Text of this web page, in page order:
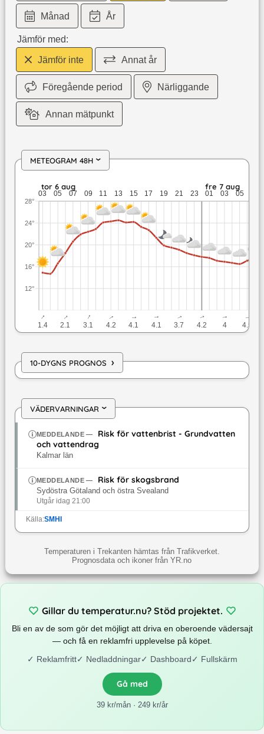
Månad År
Jämför med:
Jämför inte Annat år
Föregående period Närliggande
Annan mätpunkt
METEOGRAM 48H ›
tor 6 aug: 24,5 till 14,7 grader: ingen nederbörd: upp till
tor 6 aug fre 7 aug
03 05 07 09 11 13 15 17 19 21 23 01 03 05
12°
16°
20°
24°
28°
↓
1.4
↓
2.1
↓
3.1
↓
4.2
↓
4.1
↓
4.1
↓
3.7
↓
4.2
↓
4
↓
4.5
10-DYGNS PROGNOS ›
VÄDERVARNINGAR›
MEDDELANDE—
Risk för vattenbrist - Grundvatten
och vattendrag
Kalmar län
MEDDELANDE— Risk för skogsbrand
Sydöstra Götaland och östra Svealand
Utgår idag 21:00
Källa:SMHI
Temperaturen i Trekanten hämtas från Trafikverket.
Prognosdata och ikoner från YR.no
Gillar du temperatur.nu? Stöd projektet.
Bli en av de som gör det möjligt att driva en oberoende vädersajt
— och få en reklamfri upplevelse på köpet.
✓ Reklamfritt✓ Nedladdningar✓ Dashboard✓ Fullskärm
Gå med
39 kr/mån · 249 kr/år